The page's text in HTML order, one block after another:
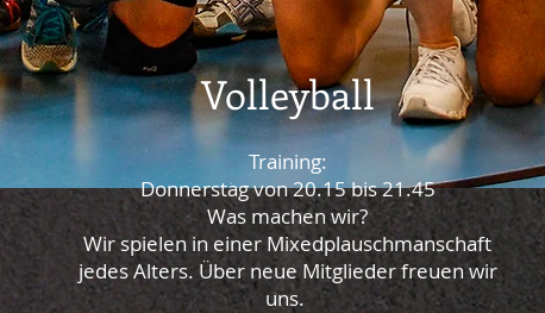
Volleyball
Training:
Donnerstag von 20.15 bis 21.45​
Was machen wir?
Wir spielen in einer Mixedplauschmanschaft
jedes Alters. Über neue Mitglieder freuen wir
uns.